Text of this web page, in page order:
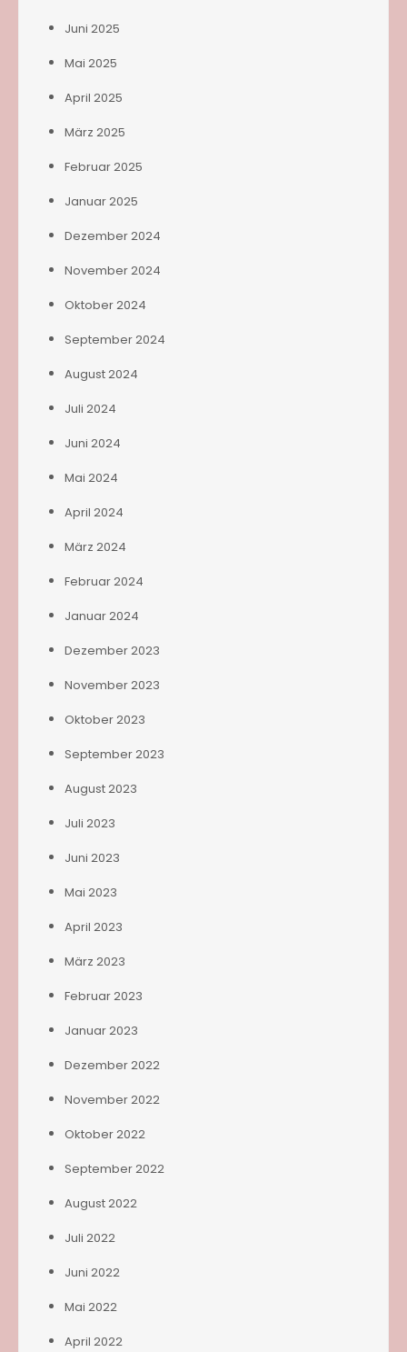
Juni 2025
Mai 2025
April 2025
März 2025
Februar 2025
Januar 2025
Dezember 2024
November 2024
Oktober 2024
September 2024
August 2024
Juli 2024
Juni 2024
Mai 2024
April 2024
März 2024
Februar 2024
Januar 2024
Dezember 2023
November 2023
Oktober 2023
September 2023
August 2023
Juli 2023
Juni 2023
Mai 2023
April 2023
März 2023
Februar 2023
Januar 2023
Dezember 2022
November 2022
Oktober 2022
September 2022
August 2022
Juli 2022
Juni 2022
Mai 2022
April 2022